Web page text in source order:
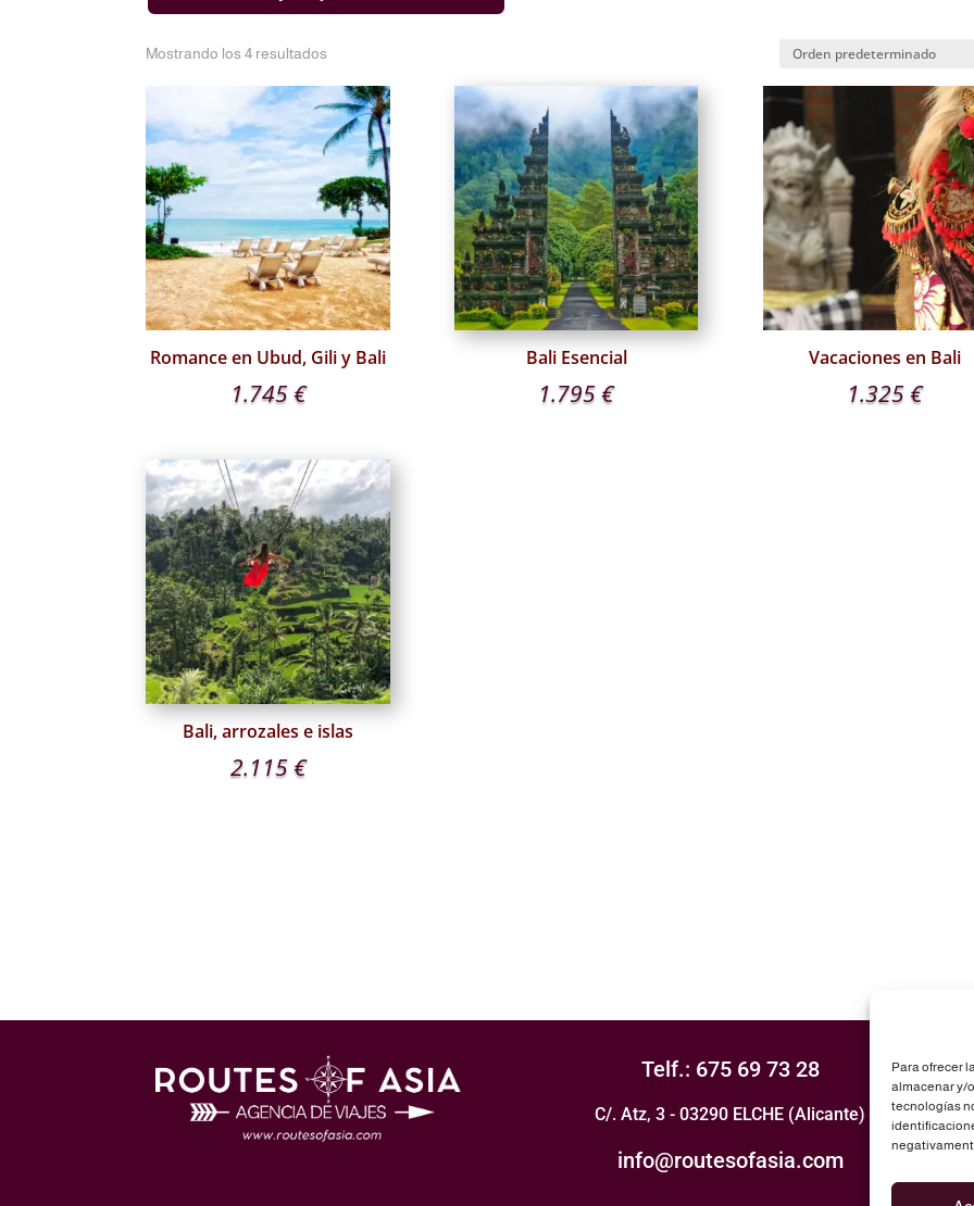
Para ofrecer
almacenar y/
tecnologías
Mostrando los 4 resultados
Romance en Ubud, Gili y Bali
1.745€
Bali Esencial
1.795€
Vacaciones en Bali
1.325€
Bali, arrozales e islas
2.115€
Telf.: 675 69 73 28
C/. Atz, 3 - 03290 ELCHE (Alicante)
info@routesofasia.com